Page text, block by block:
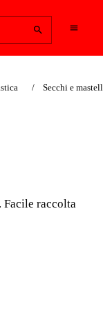
Secchi e
raccolta dei
raccolta